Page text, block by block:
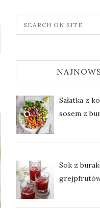
Sałatka z
sosem z
Sok z